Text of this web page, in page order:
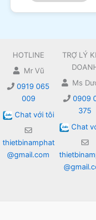
HOTLINE
Mr Vũ
0919 065
009
Chat với tôi
thietbinamphat
@gmail.com
TRỢ LÝ
Ms
0909
375
Chat